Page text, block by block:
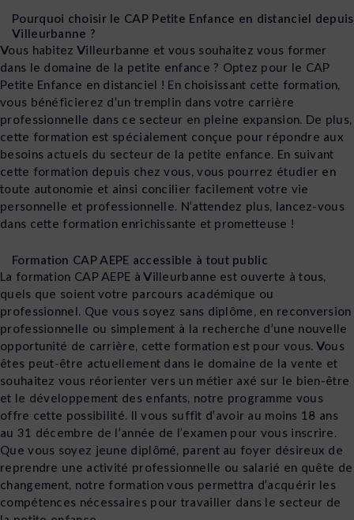
Pourquoi choisir le CAP Petite Enfance en distanciel depuis
Villeurbanne ?
Vous habitez Villeurbanne et vous souhaitez vous former
dans le domaine de la petite enfance ? Optez pour le CAP
Petite Enfance en distanciel ! En choisissant cette formation,
vous bénéficierez d’un tremplin dans votre carrière
professionnelle dans ce secteur en pleine expansion. De plus,
cette formation est spécialement conçue pour répondre aux
besoins actuels du secteur de la petite enfance. En suivant
cette formation depuis chez vous, vous pourrez étudier en
toute autonomie et ainsi concilier facilement votre vie
personnelle et professionnelle. N’attendez plus, lancez-vous
dans cette formation enrichissante et prometteuse !
Formation CAP AEPE accessible à tout public
La formation CAP AEPE à Villeurbanne est ouverte à tous,
quels que soient votre parcours académique ou
professionnel. Que vous soyez sans diplôme, en reconversion
professionnelle ou simplement à la recherche d’une nouvelle
opportunité de carrière, cette formation est pour vous. Vous
êtes peut-être actuellement dans le domaine de la vente et
souhaitez vous réorienter vers un métier axé sur le bien-être
et le développement des enfants, notre programme vous
offre cette possibilité. Il vous suffit d’avoir au moins 18 ans
au 31 décembre de l’année de l’examen pour vous inscrire.
Que vous soyez jeune diplômé, parent au foyer désireux de
reprendre une activité professionnelle ou salarié en quête de
changement, notre formation vous permettra d’acquérir les
compétences nécessaires pour travailler dans le secteur de